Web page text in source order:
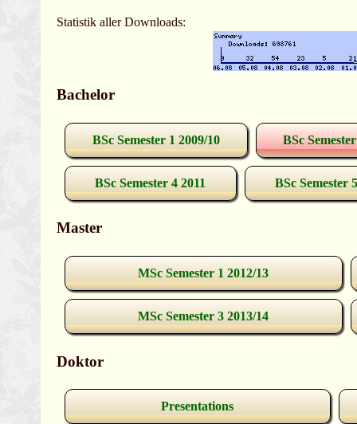
Statistik aller Downloads:
Bachelor
BSc Semester 1 2009/10 BSc
BSc Semester 4 2011 BSc Semester
Master
MSc Semester 1 2012/13
MSc Semester 3 2013/14
Doktor
Presentations